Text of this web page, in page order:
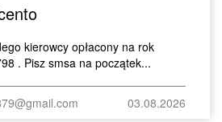
kierowcy opłacony na rok
. Pisz smsa na początek...
03.08.2026